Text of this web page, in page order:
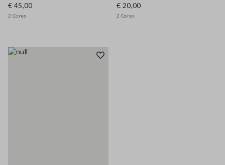
€ 45,00
2 Cores
€ 20,00
2 Cores